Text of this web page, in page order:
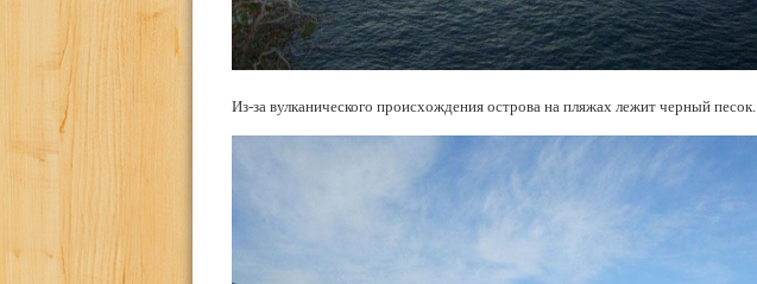
Из-за вулканического происхождения острова на пляжах лежит черный песок.